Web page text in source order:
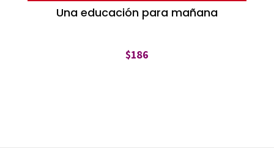
Una educación para mañana
$186